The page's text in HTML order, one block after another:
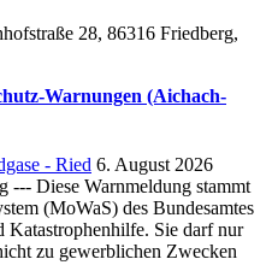
28, 86316 Friedberg,
Warnungen (Aichach-
- Ried 6. August 2026
--- Diese Warnmeldung stammt
(MoWaS) des Bundesamtes
Katastrophenhilfe. Sie darf nur
zu gewerblichen Zwecken